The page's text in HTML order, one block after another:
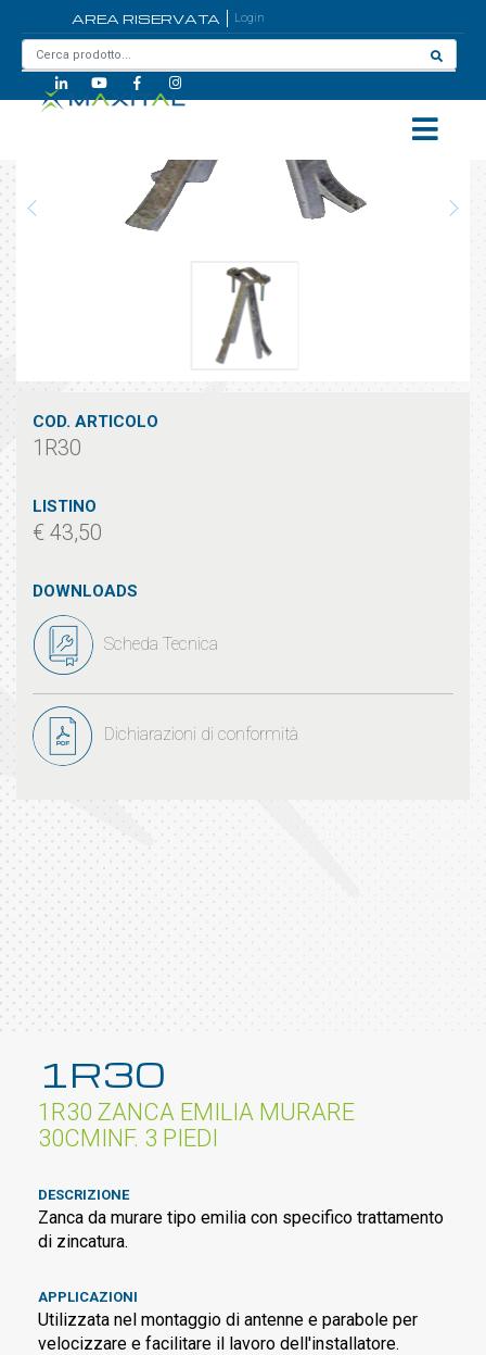
AREA RISERVATA Login
COD. ARTICOLO
1R30
LISTINO
€ 43,50
DOWNLOADS
Scheda Tecnica
Dichiarazioni di conformità
1R30
1R30 ZANCA EMILIA MURARE
30CMINF. 3 PIEDI
DESCRIZIONE
Zanca da murare tipo emilia con specifico trattamento
di zincatura.
APPLICAZIONI
Utilizzata nel montaggio di antenne e parabole per
velocizzare e facilitare il lavoro dell'installatore.